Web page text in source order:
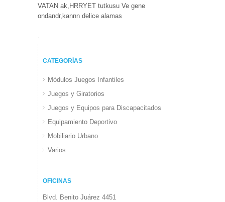
VATAN ak,HRRYET tutkusu Ve gene
ondandr,kannn delice alamas
CATEGORÍAS
Módulos Juegos Infantiles
Juegos y Giratorios
Juegos y Equipos para Discapacitados
Equipamiento Deportivo
Mobiliario Urbano
Varios
OFICINAS
Blvd. Benito Juárez 4451